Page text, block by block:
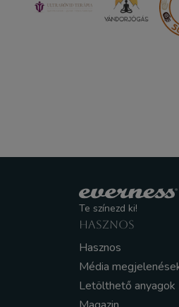
Te színezd ki!
HASZNOS
Hasznos
Média
Letölthető anyagok